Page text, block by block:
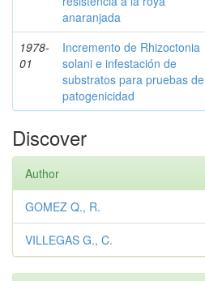
anaranjada
1978-
01
Incremento de Rhizoctonia
solani e infestación de
substratos para pruebas de
patogenicidad
Discover
Author
GOMEZ Q., R.
VILLEGAS G., C.